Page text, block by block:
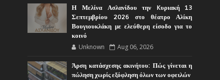
Η Μελίνα Ασλανίδου την Kυριακή 13
Σεπτεμβρίου 2026 στο θέατρο Αλίκη
Βουγιουκλάκη με ελεύθερη είσοδο για το
κοινό
Unknown Aug 06, 2026
Άρση κατάσχεσης ακινήτου: Πώς γίνεται η
πώληση χωρίς εξόφληση όλων των οφειλών